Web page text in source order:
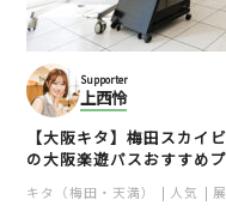
Supporter
上西怜
【大阪キタ】梅田スカイ
の大阪楽遊パスおすすめ
キタ（梅田・天満） 人気